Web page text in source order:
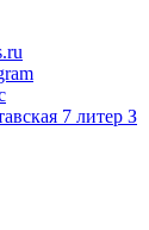
7 литер З